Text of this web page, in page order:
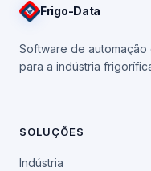
Frigo-Data
Software de automação
para a indústria
SOLUÇÕES
Indústria